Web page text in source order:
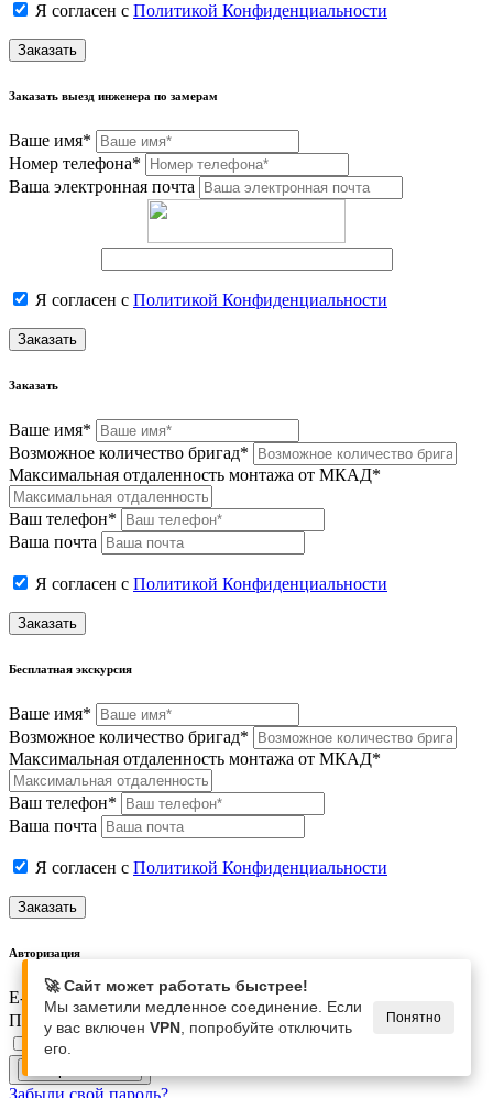
Я согласен с Политикой Конфиденциальности
Заказать
Заказать выезд инженера по замерам
Ваше имя*
Номер телефона*
Ваша электронная почта
Я согласен с Политикой Конфиденциальности
Заказать
Заказать
Ваше имя*
Возможное количество бригад*
Максимальная отдаленность монтажа от МКАД*
Ваш телефон*
Ваша почта
Я согласен с Политикой Конфиденциальности
Заказать
Бесплатная экскурсия
Ваше имя*
Возможное количество бригад*
Максимальная отдаленность монтажа от МКАД*
Ваш телефон*
Ваша почта
Я согласен с Политикой Конфиденциальности
Заказать
Авторизация
E-mail
Пароль
Запомнить меня
Забыли свой пароль?
🚀 Сайт может работать быстрее!
Мы заметили медленное соединение. Если
у вас включен VPN , попробуйте отключить
его.
Понятно